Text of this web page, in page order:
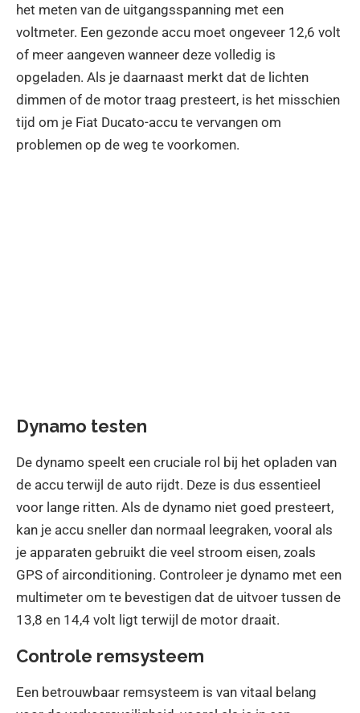
het meten van de uitgangsspanning met een
voltmeter. Een gezonde accu moet ongeveer 12,6 volt
of meer aangeven wanneer deze volledig is
opgeladen. Als je daarnaast merkt dat de lichten
dimmen of de motor traag presteert, is het misschien
tijd om je Fiat Ducato-accu te vervangen om
problemen op de weg te voorkomen.
Dynamo testen
De dynamo speelt een cruciale rol bij het opladen van
de accu terwijl de auto rijdt. Deze is dus essentieel
voor lange ritten. Als de dynamo niet goed presteert,
kan je accu sneller dan normaal leegraken, vooral als
je apparaten gebruikt die veel stroom eisen, zoals
GPS of airconditioning. Controleer je dynamo met een
multimeter om te bevestigen dat de uitvoer tussen de
13,8 en 14,4 volt ligt terwijl de motor draait.
Controle remsysteem
Een betrouwbaar remsysteem is van vitaal belang